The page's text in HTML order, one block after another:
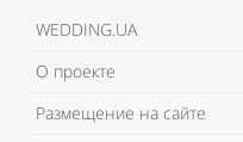
WEDDING.UA
О проекте
Размещение на сайте